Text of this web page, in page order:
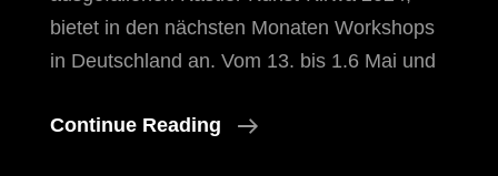
bietet in den nächsten Monaten Workshops
in Deutschland an. Vom 13. bis 1.6 Mai und
Continue Reading
Bildhauer